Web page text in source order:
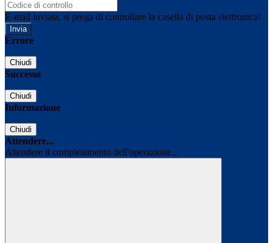
E-mail inviata, si prega di controllare la casella di posta elettronica!
Errore
Chiudi
Successo
Chiudi
Informazione
Chiudi
Attendere...
Attendere il completamento dell'operazione...